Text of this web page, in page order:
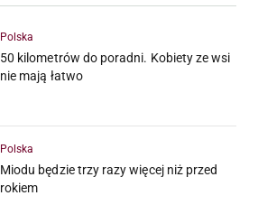
Polska
50 kilometrów do poradni. Kobiety ze wsi
nie mają łatwo
Polska
Miodu będzie trzy razy więcej niż przed
rokiem